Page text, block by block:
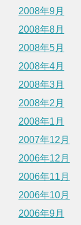
2008年9月
2008年8月
2008年5月
2008年4月
2008年3月
2008年2月
2008年1月
2007年12月
2006年12月
2006年11月
2006年10月
2006年9月